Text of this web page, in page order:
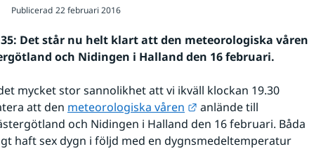
Publicerad 22 februari 2016
Det står nu helt klart att den meteorologiska våren
och Nidingen i Halland den 16 februari.
mycket stor sannolikhet att vi ikväll klockan 19.30
att den meteorologiska våren Länk till annan webbplats.
anlände till
och Nidingen i Halland den 16 februari. Båda
haft sex dygn i följd med en dygnsmedeltemperatur